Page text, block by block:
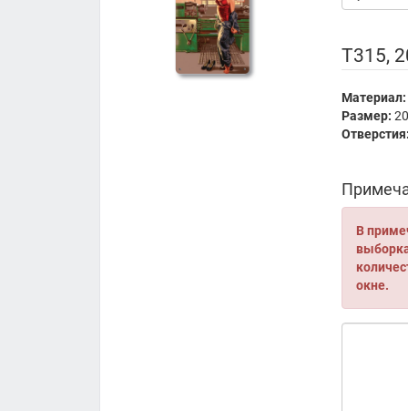
Т315,
Материал:
Размер:
В
окне.